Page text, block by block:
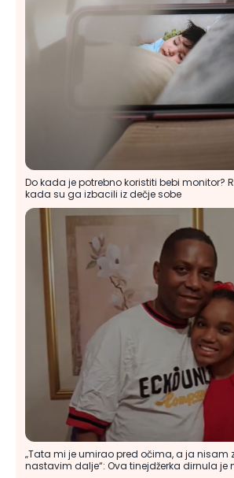
Do kada je potrebno koristiti bebi monitor?
kada su ga izbacili iz dečje sobe
„Tata mi je umirao pred očima, a ja nisam
nastavim dalje“: Ova tinejdžerka dirnula je